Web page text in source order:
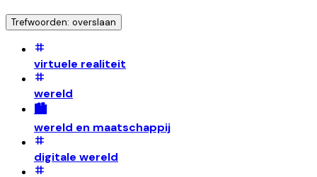
Trefwoorden: overslaan
virtuele realiteit
wereld
🏙️
wereld en maatschappij
digitale wereld